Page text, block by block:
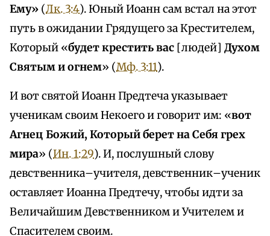
Ему» (Лк. 3:4). Юный Иоанн сам встал на этот
путь в ожидании Грядущего за Крестителем,
Который «будет крестить вас [людей] Духом
Святым и огнем» (Мф. 3:11).
И вот святой Иоанн Предтеча указывает
ученикам своим Некоего и говорит им: «вот
Агнец Божий, Который берет на Себя грех
мира» (Ин. 1:29). И, послушный слову
девственника–учителя, девственник–ученик
оставляет Иоанна Предтечу, чтобы идти за
Величайшим Девственником и Учителем и
Спасителем своим.